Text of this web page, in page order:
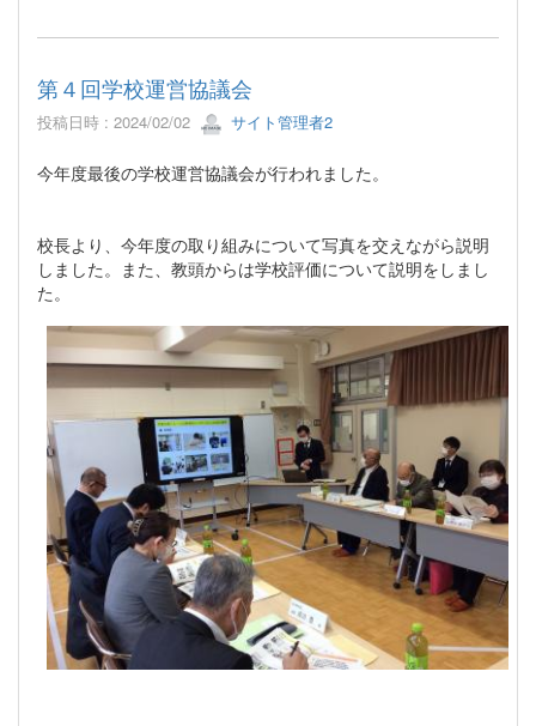
第４回学校運営協議会
投稿日時 : 2024/02/02 サイト管理者2
今年度最後の学校運営協議会が行われました。
校長より、今年度の取り組みについて写真を交えながら説明
しました。また、教頭からは学校評価について説明をしまし
た。